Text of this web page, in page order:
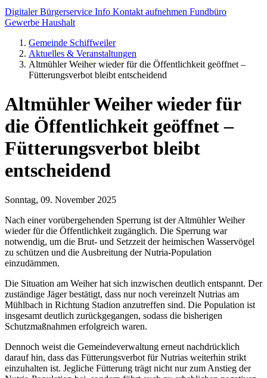
Digitaler Bürgerservice Info Kontakt aufnehmen Fundbüro
Gewerbe Haushalt
Gemeinde Schiffweiler
Aktuelles & Veranstaltungen
Altmühler Weiher wieder für die Öffentlichkeit geöffnet –
Fütterungsverbot bleibt entscheidend
Altmühler Weiher wieder für
die Öffentlichkeit geöffnet –
Fütterungsverbot bleibt
entscheidend
Sonntag, 09. November 2025
Nach einer vorübergehenden Sperrung ist der Altmühler Weiher
wieder für die Öffentlichkeit zugänglich. Die Sperrung war
notwendig, um die Brut- und Setzzeit der heimischen Wasservögel
zu schützen und die Ausbreitung der Nutria-Population
einzudämmen.
Die Situation am Weiher hat sich inzwischen deutlich entspannt. Der
zuständige Jäger bestätigt, dass nur noch vereinzelt Nutrias am
Mühlbach in Richtung Stadion anzutreffen sind. Die Population ist
insgesamt deutlich zurückgegangen, sodass die bisherigen
Schutzmaßnahmen erfolgreich waren.
Dennoch weist die Gemeindeverwaltung erneut nachdrücklich
darauf hin, dass das Fütterungsverbot für Nutrias weiterhin strikt
einzuhalten ist. Jegliche Fütterung trägt nicht nur zum Anstieg der